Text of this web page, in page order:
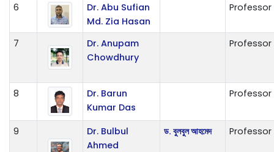
6
Dr. Abu Sufian
Md. Zia Hasan
Professor
7
Dr. Anupam
Chowdhury
Professor
8
Dr. Barun
Kumar Das
Professor
9
Dr. Bulbul
Ahmed
ড. বুলবুল আহমেদ Professor